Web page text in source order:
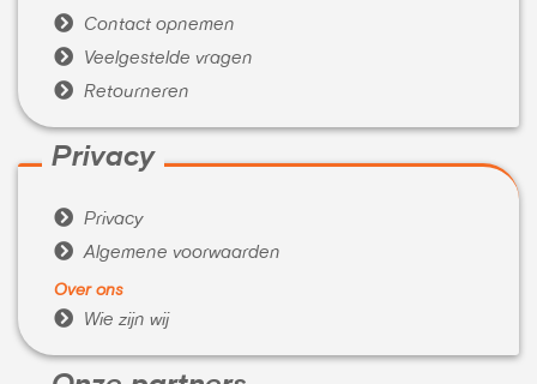
 Contact opnemen
 Veelgestelde vragen
 Retourneren
Privacy
 Privacy
 Algemene voorwaarden
Over ons
 Wie zijn wij